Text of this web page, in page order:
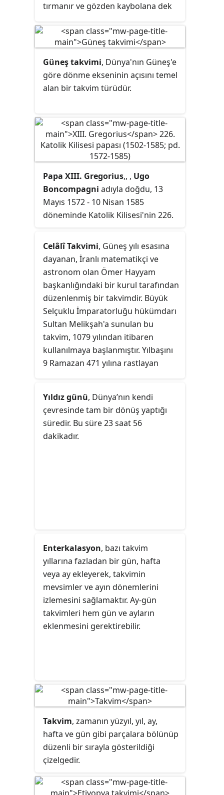
tırmanır ve gözden kaybolana dek
Güneş takvimi, Dünya'nın Güneş'e
göre dönme ekseninin açısını temel
alan bir takvim türüdür.
Papa XIII. Gregorius,, , Ugo
Boncompagni adıyla doğdu, 13
Mayıs 1572 - 10 Nisan 1585
döneminde Katolik Kilisesi'nin 226.
Celâlî Takvimi, Güneş yılı esasına
dayanan, İranlı matematikçi ve
astronom olan Ömer Hayyam
başkanlığındaki bir kurul tarafından
düzenlenmiş bir takvimdir. Büyük
Selçuklu İmparatorluğu hükümdarı
Sultan Melikşah'a sunulan bu
takvim, 1079 yılından itibaren
kullanılmaya başlanmıştır. Yılbaşını
9 Ramazan 471 yılına rastlayan
Devleti'nin yanı sıra Babür
İmparatorluğu da bir dönem bu
takvimi kullanmıştır. Celâlî Takvimi
sadece tarım, hayvancılık gibi
Yıldız günü, Dünya’nın kendi
çevresinde tam bir dönüş yaptığı
süredir. Bu süre 23 saat 56
dakikadır.
Enterkalasyon, bazı takvim
yıllarına fazladan bir gün, hafta
veya ay ekleyerek, takvimin
mevsimler ve ayın dönemlerini
izlemesini sağlamaktır. Ay-gün
takvimleri hem gün ve ayların
eklenmesini gerektirebilir.
Takvim, zamanın yüzyıl, yıl, ay,
hafta ve gün gibi parçalara bölünüp
düzenli bir sırayla gösterildiği
çizelgedir.